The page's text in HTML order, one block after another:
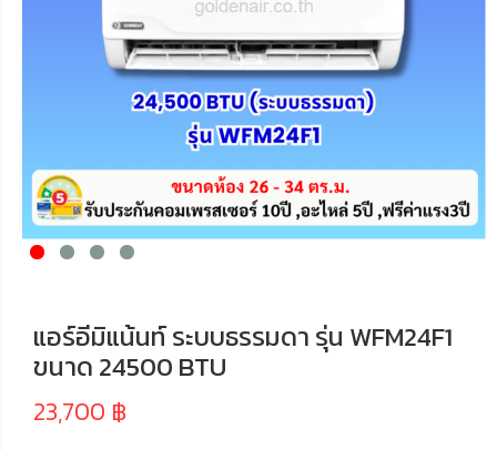
แอร์อีมิแน้นท์ ระบบธรรมดา รุ่น WFM24F1
ขนาด 24500 BTU
23,700 ฿